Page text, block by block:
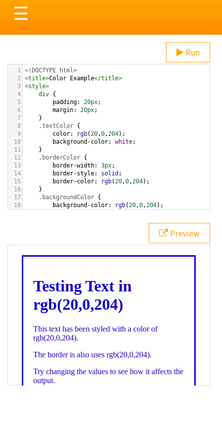
Toggle
navigation
☰
Run
1 <!DOCTYPE html>
2
<title>Color Example</title>
3 <style>
4
div {
5
padding: 20px;
6
margin: 20px;
7
}
8
.textColor {
9
color: rgb(20,0,204);
10
background-color: white;
11
}
12
.borderColor {
13
border-width: 3px;
14
border-style: solid ;
15
border-color: rgb(20,0,204);
16
}
17
.backgroundColor {
18
background-color: rgb(20,0,204);
bottom ,
white, rgb(20,0,204));
div class="textColor borderColor"
< h1>Testing Text in rgb(20,0,204)
Preview